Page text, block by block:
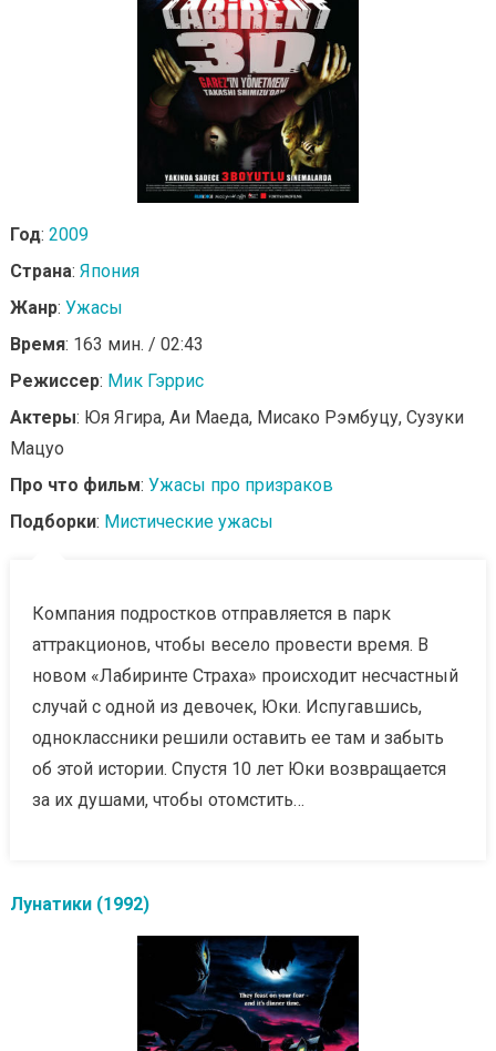
Год: 2009
Страна: Япония
Жанр: Ужасы
Время: 163 мин. / 02:43
Режиссер: Мик Гэррис
Актеры: Юя Ягира, Аи Маеда, Мисако Рэмбуцу, Сузуки
Мацуо
Про что фильм: Ужасы про призраков
Подборки: Мистические ужасы
Компания подростков отправляется в парк
аттракционов, чтобы весело провести время. В
новом «Лабиринте Страха» происходит несчастный
случай с одной из девочек, Юки. Испугавшись,
одноклассники решили оставить ее там и забыть
об этой истории. Спустя 10 лет Юки возвращается
за их душами, чтобы отомстить…
Лунатики (1992)